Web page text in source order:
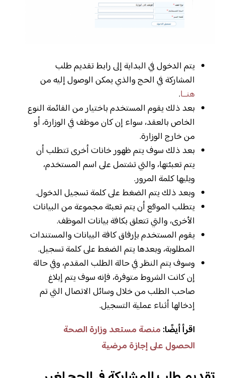
يتم الدخول في البداية إلى رابط تقديم طلب
المشاركة في الحج والذي يمكن الوصول إليه من
هنــا.
بعد ذلك يقوم المستخدم باختيار من القائمة النوع
الخاص بالعقد، سواء إن كان موظف في الوزارة، أو
من خارج الوزارة.
بعد ذلك سوف يتم ظهور خانات أخرى تتطلب أن
يتم تعبئتها، والتي تشتمل على اسم المستخدم،
ويليها كلمة المرور.
وبعد ذلك يتم الضغط على كلمة تسجيل الدخول.
يتطلب الموقع أن يتم تعبئة مجموعة من البيانات
الأخرى، والتي تتعلق بكافة بيانات الموظف.
يقوم المستخدم بإرفاق كافة البيانات والمستندات
المطلوبة، وبعدها يتم الضغط على كلمة تسجيل.
وسوف يتم النظر في حالة الطلب المقدم، وفي حالة
إن كانت الشروط متوفرة، فإنه سوف يتم إبلاغ
صاحب الطلب من خلال وسائل الاتصال التي تم
إدخالها أثناء عملية التسجيل.
اقرأ أيضًا: منصة مستعد وزارة الصحة
الحصول على إجازة مرضية